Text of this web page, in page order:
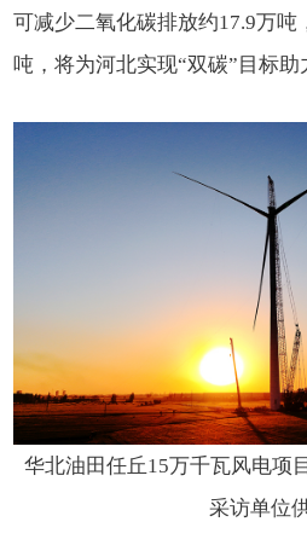
可减少二氧化碳排放约17.9万吨
吨，将为河北实现“双碳”目
华北油田任丘15万千瓦风电项
采访单位